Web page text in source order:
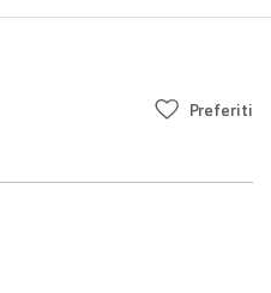
Preferiti